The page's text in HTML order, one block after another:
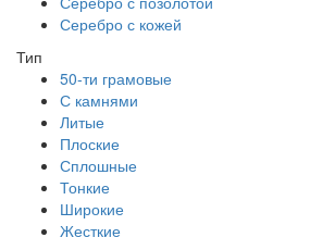
Серебро с кожей
Тип
50-ти грамовые
С камнями
Литые
Плоские
Сплошные
Тонкие
Широкие
Жесткие